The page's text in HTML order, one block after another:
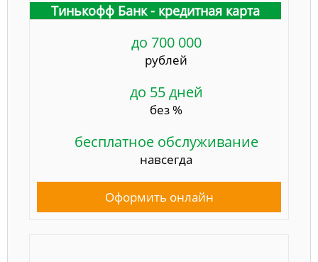
Тинькофф Банк - кредитная карта
до 700 000
рублей
до 55 дней
без %
бесплатное обслуживание
навсегда
Оформить онлайн